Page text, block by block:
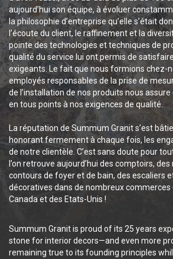
aujourd’hui son équipe, à évoluer
la philosophie d’entreprise qu’elle s’était
l’écoute du client, le raffinement et la
pointe des technologies et techniques de
qualité du service lui ont permis de
exigeants. Le fait que nous formions chez-
employés responsables de la prise de
de l’installation de nos produits nous assure
en tous points à nos exigences de qualité.
La réputation de Summum Granit s’est
honorant fermement à chaque fois, les
de notre clientèle. C’est sans doute pour
l’on retrouve aujourd’hui des comptoirs,
contours de foyer et de bain, des escaliers
décoratives dans de nombreux commerces
Canada et des Etats-Unis !
Summum Granit is proud of its 25 years
stone for interior decors—and even more
remaining true to its founding principles